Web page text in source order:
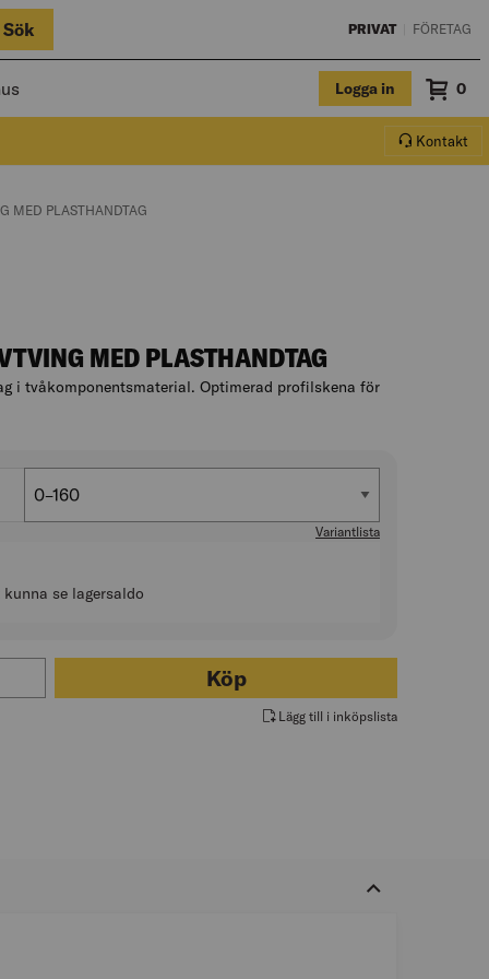
Sök PRIVAT FÖRETAG
Logga in 0
Kontakt
MED PLASTHANDTAG
MED PLASTHANDTAG
i tvåkomponentsmaterial. Optimerad profilskena för
0–160
Variantlista
kunna se lagersaldo
BESSEY GZ-2K SKRUVTVING MED PLASTHANDTAG
Köp
Lägg till i inköpslista